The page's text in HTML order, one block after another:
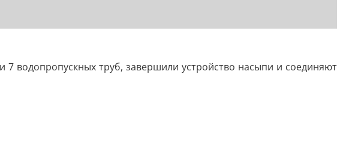
водопропускных труб, завершили устройство насыпи и соединяют